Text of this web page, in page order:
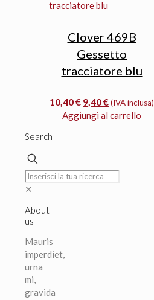
9,20 €.7,80 €.
Clover 469B
Gessetto
tracciatore blu
10,40€ Il
prezzo
9,40€Il
prezzo
(IVA inclusa)
Aggiungi al carrello
Search
✕
About
us
Mauris
imperdiet,
urna
mi,
gravida